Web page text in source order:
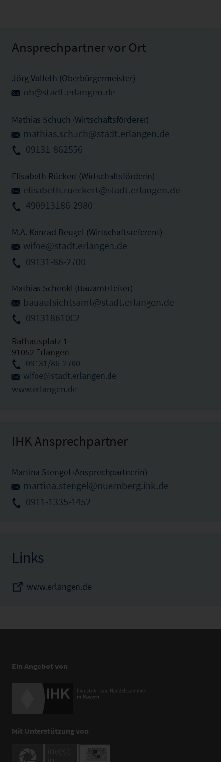
Ansprechpartner vor Ort
Jörg Volleth (Oberbürgermeister)
ob@stadt.erlangen.de
Mathias Schuch (Wirtschaftsförderer)
mathias.schuch@stadt.erlangen.de
09131-862556
Elisabeth Rückert (Wirtschaftsförderin)
elisabeth.rueckert@stadt.erlangen.de
490913186-2980
M.A. Konrad Beugel (Wirtschaftsreferent)
wifoe@stadt.erlangen.de
09131-86-2700
Mathias Schenkl (Bauamtsleiter)
bauaufsichtsamt@stadt.erlangen.de
09131861002
Rathausplatz 1
91052 Erlangen
09131/86-2700
wifoe@stadt.erlangen.de
www.erlangen.de
IHK Ansprechpartner
Martina Stengel (Ansprechpartnerin)
martina.stengel@nuernberg.ihk.de
0911-1335-1452
Links
www.erlangen.de
Ein Angebot von
Mit Unterstützung von